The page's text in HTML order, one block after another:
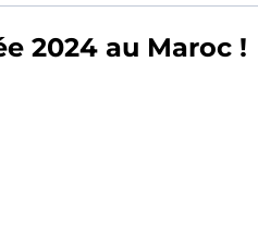
2024 au Maroc !